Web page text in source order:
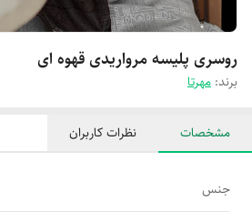
روسری پلیسه مرواریدی قهوه ای
برند: مهرتا
مشخصات نظرات کاربران
جنس